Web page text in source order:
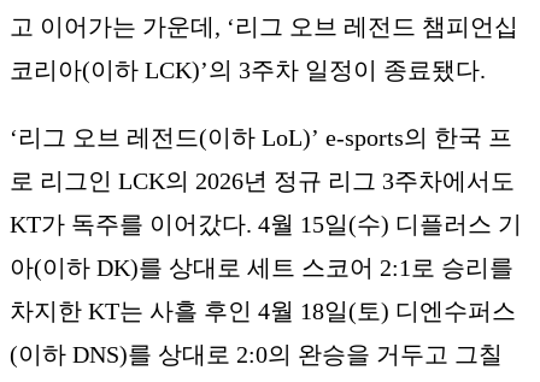
고 이어가는 가운데, ‘리그 오브 레전드 챔피언십
코리아(이하 LCK)’의 3주차 일정이 종료됐다.
‘리그 오브 레전드(이하 LoL)’ e-sports의 한국 프
로 리그인 LCK의 2026년 정규 리그 3주차에서도
KT가 독주를 이어갔다. 4월 15일(수) 디플러스 기
아(이하 DK)를 상대로 세트 스코어 2:1로 승리를
차지한 KT는 사흘 후인 4월 18일(토) 디엔수퍼스
(이하 DNS)를 상대로 2:0의 완승을 거두고 그칠